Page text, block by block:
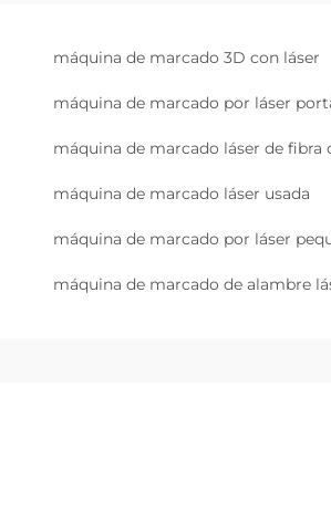
máquina de marcado 3D con láser
máquina de marcado por láser
máquina de marcado láser de fibra
máquina de marcado láser usada
máquina de marcado por láser
máquina de marcado de alambre